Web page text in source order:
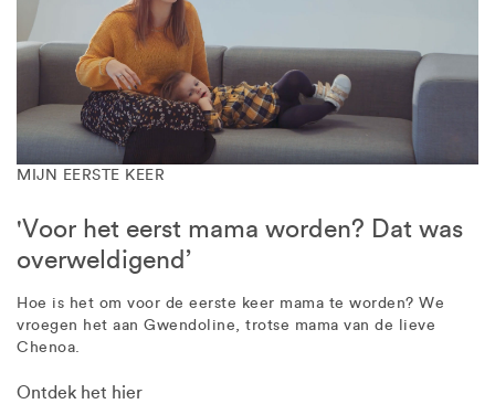
MIJN EERSTE KEER
'Voor het eerst mama worden? Dat was
overweldigend’
Hoe is het om voor de eerste keer mama te worden? We
vroegen het aan Gwendoline, trotse mama van de lieve
Chenoa.
Ontdek het hier